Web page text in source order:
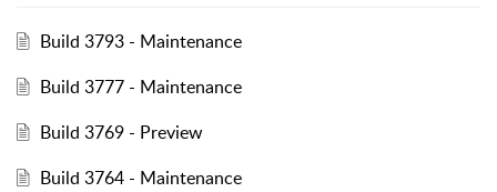
Build 3793 - Maintenance
Build 3777 - Maintenance
Build 3769 - Preview
Build 3764 - Maintenance